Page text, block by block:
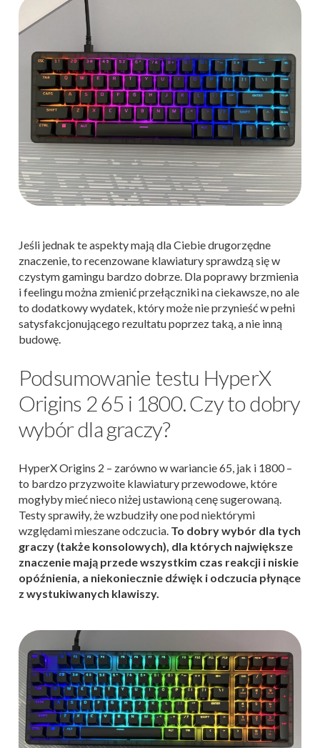
Jeśli jednak te aspekty mają dla Ciebie drugorzędne
znaczenie, to recenzowane klawiatury sprawdzą się w
czystym gamingu bardzo dobrze. Dla poprawy brzmienia
i feelingu można zmienić przełączniki na ciekawsze, no ale
to dodatkowy wydatek, który może nie przynieść w pełni
satysfakcjonującego rezultatu poprzez taką, a nie inną
budowę.
Podsumowanie testu HyperX
Origins 2 65 i 1800. Czy to dobry
wybór dla graczy?
HyperX Origins 2 – zarówno w wariancie 65, jak i 1800 –
to bardzo przyzwoite klawiatury przewodowe, które
mogłyby mieć nieco niżej ustawioną cenę sugerowaną.
Testy sprawiły, że wzbudziły one pod niektórymi
względami mieszane odczucia. To dobry wybór dla tych
graczy (także konsolowych), dla których największe
znaczenie mają przede wszystkim czas reakcji i niskie
opóźnienia, a niekoniecznie dźwięk i odczucia płynące
z wystukiwanych klawiszy.